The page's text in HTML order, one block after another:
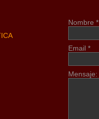
Nombre *
Email *
Mensaje: